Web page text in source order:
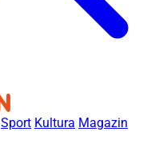
Sport Kultura Magazin